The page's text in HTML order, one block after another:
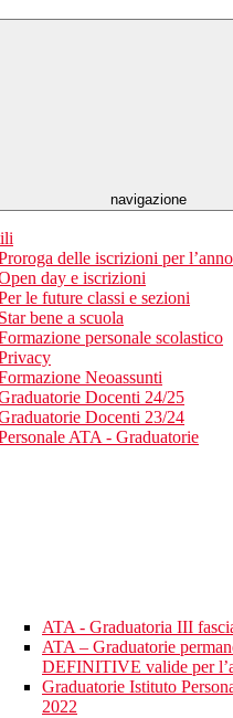
navigazione
delle iscrizioni per
day e iscrizioni
le future classi e sezioni
Star bene a scuola
personale scolastico
Neoassunti
Docenti 24/25
Docenti 23/24
ATA - Graduatorie
ATA - Graduatoria III
ATA – Graduatorie
DEFINITIVE valide per
Graduatorie Istituto
2022